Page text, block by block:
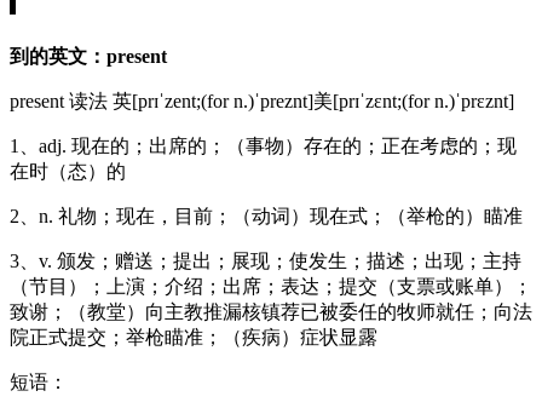
到的英文：present
present 读法 英[prɪˈzent;(for n.)ˈpreznt]美[prɪˈzɛnt;(for n.)ˈprɛznt]
1、adj. 现在的；出席的；（事物）存在的；正在考虑的；现
在时（态）的
2、n. 礼物；现在，目前；（动词）现在式；（举枪的）瞄准
3、v. 颁发；赠送；提出；展现；使发生；描述；出现；主持
（节目）；上演；介绍；出席；表达；提交（支票或账单）；
致谢；（教堂）向主教推漏核镇荐已被委任的牧师就任；向法
院正式提交；举枪瞄准；（疾病）症状显露
短语：